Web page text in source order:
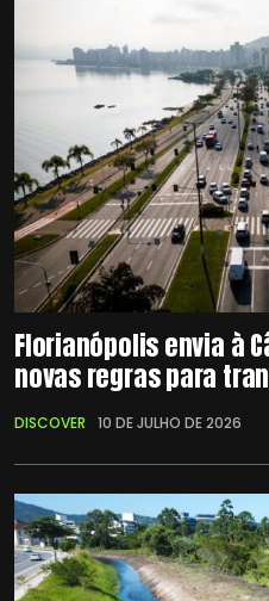
Florianópolis envia à
novas regras para
DISCOVER 10 DE JULHO DE 2026